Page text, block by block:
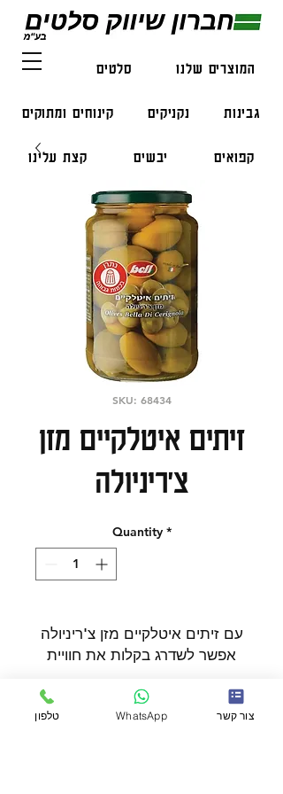
המוצרים שלנו סלטים דגים
גבינות נקניקים קינוחים ומתוקים
קפואים יבשים קצת עלינו
צור קשר
SKU: 68434
זיתים איטלקיים מזן
צ'ריניולה
Quantity *
עם זיתים איטלקיים מזן צ'ריניולה
אפשר לשדרג בקלות את חוויית
בחירה טובה כאשר רוצים מוצר
שמתאים לאירוח, שדרוג ארוחות
כשרות טלפון WhatsApp צור קשר